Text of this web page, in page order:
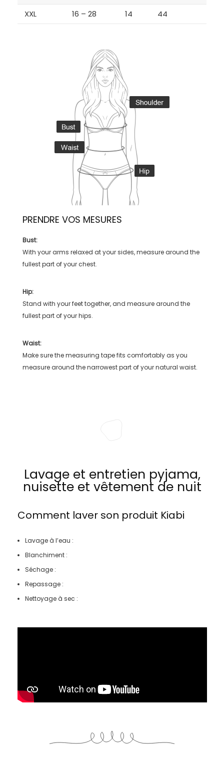
XXL 16 – 28 14 44
PRENDRE VOS MESURES
Bust:
With your arms relaxed at your sides, measure around the
fullest part of your chest.
Hip:
Stand with your feet together, and measure around the
fullest part of your hips.
Waist:
Make sure the measuring tape fits comfortably as you
measure around the narrowest part of your natural waist.
Lavage et entretien pyjama,
nuisette et vêtement de nuit
Comment laver son produit Kiabi
Lavage à l’eau :
Blanchiment :
Séchage :
Repassage :
Nettoyage à sec :